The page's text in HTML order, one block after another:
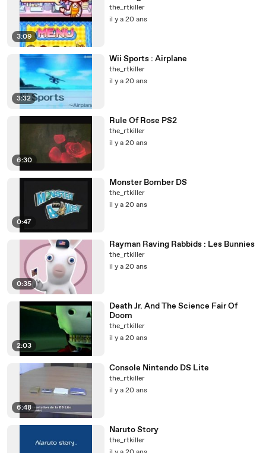
3:09
the_rtkiller
il y a 20 ans
3:32
Wii Sports : Airplane
the_rtkiller
il y a 20 ans
6:30
Rule Of Rose PS2
the_rtkiller
il y a 20 ans
0:47
Monster Bomber DS
the_rtkiller
il y a 20 ans
0:35
Rayman Raving Rabbids : Les Bunnies
the_rtkiller
il y a 20 ans
2:03
Death Jr. And The Science Fair Of
Doom
the_rtkiller
il y a 20 ans
6:48
Console Nintendo DS Lite
the_rtkiller
il y a 20 ans
Naruto Story
the_rtkiller